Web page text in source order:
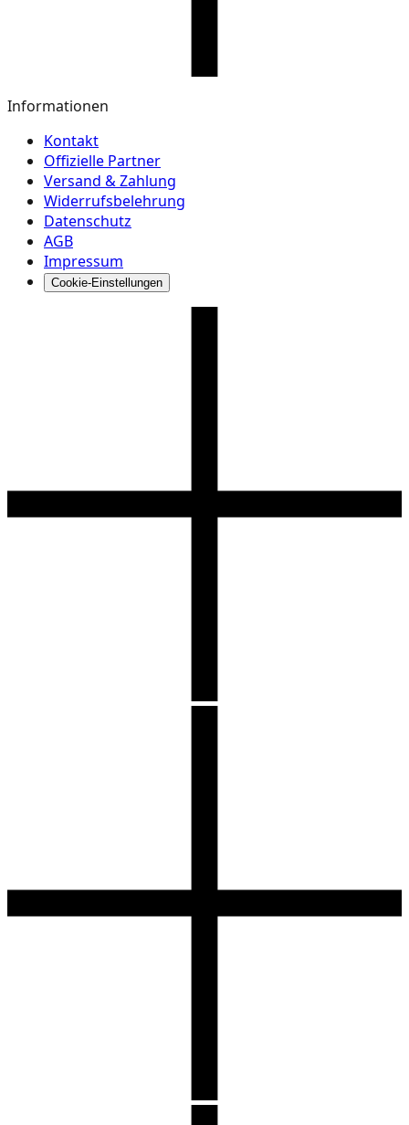
Informationen
Kontakt
Offizielle Partner
Versand & Zahlung
Widerrufsbelehrung
Datenschutz
AGB
Impressum
Cookie-Einstellungen